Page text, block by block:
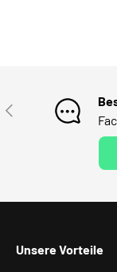
VORHERIGE
Unsere Vorteile